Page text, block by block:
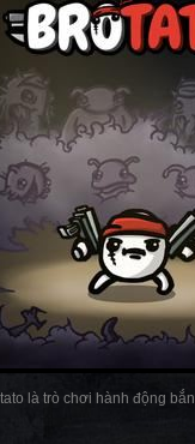
là trò chơi hành động